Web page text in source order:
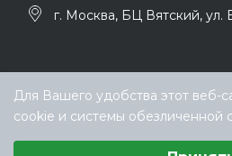
г. Москва, БЦ Вятский, ул.
Для Вашего удобства этот веб-
cookie и системы обезличенной